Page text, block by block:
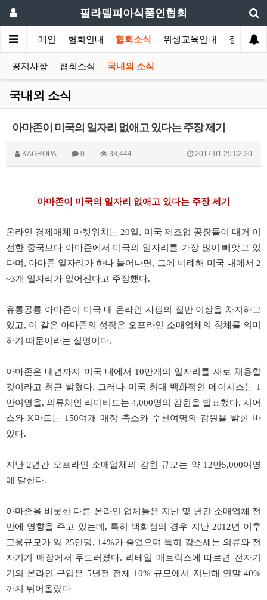
필라델피아식품인협회
메인 협회안내 협회소식 위생교육안내 질의답변
공지사항 협회소식 국내외 소식
국내외 소식
아마존이 미국의 일자리 없애고 있다는 주장 제기
KAGROPA 0 38,444 2017.01.25 02:30
아마존이 미국의 일자리 없애고 있다는 주장 제기
온라인 경제매체 마켓워치는 20일, 미국 제조업 공장들이 대거 이
전한 중국보다 아마존에서 미국의 일자리를 가장 많이 빼앗고 있
다며, 아마존 일자리가 하나 늘어나면, 그에 비례해 미국 내에서 2
~3개 일자리가 없어진다고 주장했다.
유통공룡 아마존이 미국 내 온라인 샤핑의 절반 이상을 차지하고
있고, 이 같은 아마존의 성장은 오프라인 소매업체의 침체를 의미
하기 때문이라는 설명이다.
아마존은 내년까지 미국 내에서 10만개의 일자리를 새로 채용할
것이라고 최근 밝혔다. 그러나 미국 최대 백화점인 메이시스는 1
만여명을, 의류체인 리미티드는 4,000명의 감원을 발표했다. 시어
스와 K마트는 150여개 매장 축소와 수천여명의 감원을 밝힌 바
있다.
지난 2년간 오프라인 소매업체의 감원 규모는 약 12만5,000여명
에 달한다.
아마존을 비롯한 다른 온라인 업체들은 지난 몇 년간 소매업체 전
반에 영향을 주고 있는데, 특히 백화점의 경우 지난 2012년 이후
고용규모가 약 25만명, 14%가 줄었으며 특히 감소세는 의류와 전
자기기 매장에서 두드러졌다. 리테일 매트릭스에 따르면 전자기
기의 온라인 구입은 5년전 전체 10% 규모에서 지난해 연말 40%
까지 뛰어올랐다